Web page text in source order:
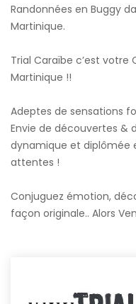
Randonnées en Buggy
Martinique.
Trial Caraïbe c’est votre
Martinique !!
Adeptes de sensations
Envie de découvertes &
dynamique et diplômée
attentes !
Conjuguez émotion,
façon originale.. Alors